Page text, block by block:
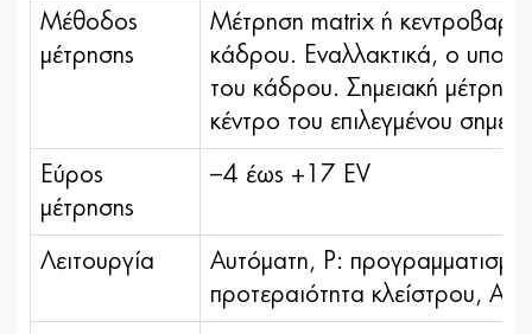
Μέθοδος
μέτρησης
Μέτρηση matrix ή
κάδρου. Εναλλακτικά, ο
του κάδρου. Σημειακή
κέντρο του επιλεγμένου
Εύρος
μέτρησης
–4 έως +17 EV
Λειτουργία
Αυτόματη, P:
προτεραιότητα κλείστρου, A: